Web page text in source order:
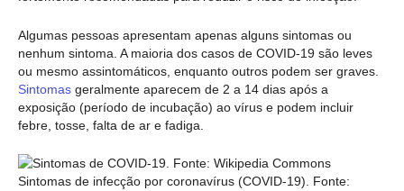
Algumas pessoas apresentam apenas alguns sintomas ou
nenhum sintoma. A maioria dos casos de COVID-19 são leves
ou mesmo assintomáticos, enquanto outros podem ser graves.
Sintomas geralmente aparecem de 2 a 14 dias após a
exposição (período de incubação) ao vírus e podem incluir
febre, tosse, falta de ar e fadiga.
Sintomas de infecção por coronavírus (COVID-19). Fonte: